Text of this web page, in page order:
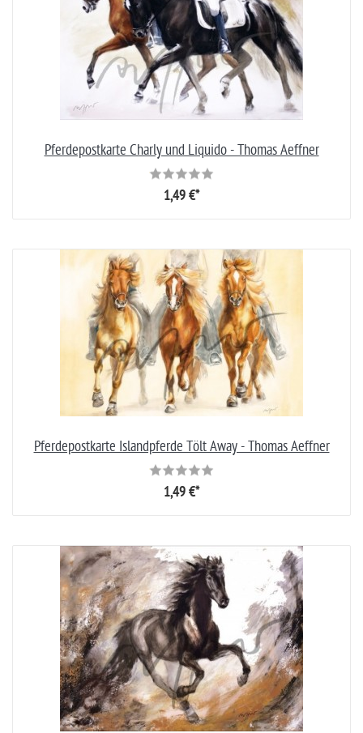
Pferdepostkarte Charly und Liquido - Thomas Aeffner
1,49 €*
Pferdepostkarte Islandpferde Tölt Away - Thomas Aeffner
1,49 €*